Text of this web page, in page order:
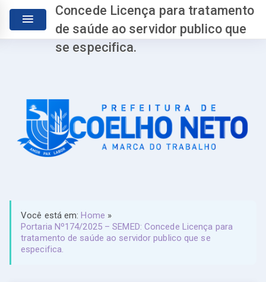
Concede Licença para tratamento
de saúde ao servidor publico que
se especifica.
Você está em:Home »
Portaria Nº174/2025 – SEMED: Concede Licença para
tratamento de saúde ao servidor publico que se
especifica.